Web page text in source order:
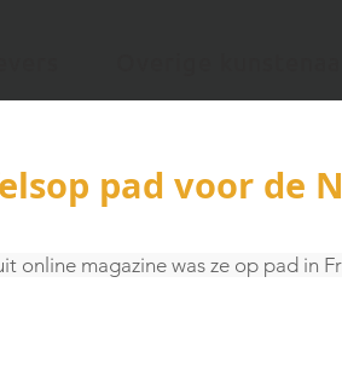
pad voor de
online magazine was ze op pad in